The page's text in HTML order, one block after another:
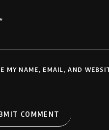
*
MY NAME, EMAIL, AND